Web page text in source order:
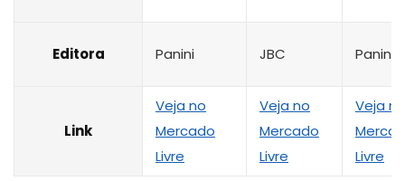
Editora Panini JBC Panini
Link
Veja no
Mercado
Livre
Veja no
Mercado
Livre
Veja no
Livre